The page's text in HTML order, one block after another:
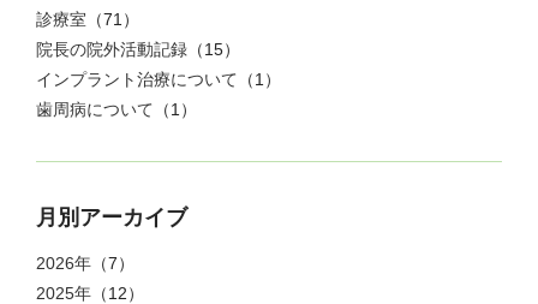
診療室 （71）
院長の院外活動記録 （15）
インプラント治療について （1）
歯周病について （1）
月別アーカイブ
2026年 （7）
2025年 （12）